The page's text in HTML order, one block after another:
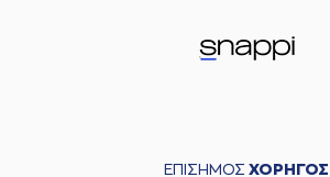
ΕΠΙΣΗΜΟΣ ΧΟΡΗΓΟΣ